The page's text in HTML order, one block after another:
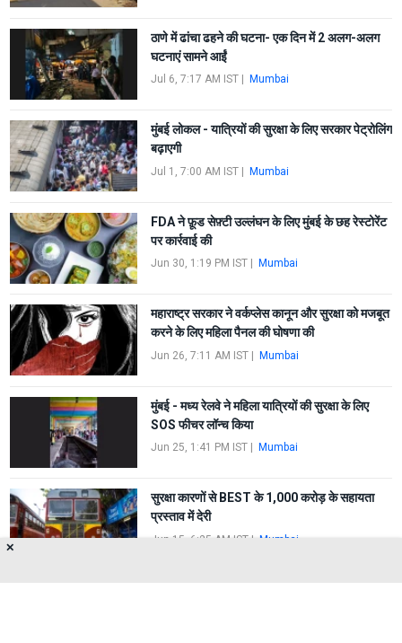
ठाणे में ढांचा ढहने की घटना- एक दिन में 2 अलग-अलग
घटनाएं सामने आईं
Jul 6, 7:17 AM IST| Mumbai
मुंबई लोकल - यात्रियों की सुरक्षा के लिए सरकार पेट्रोलिंग
बढ़ाएगी
Jul 1, 7:00 AM IST| Mumbai
FDA ने फ़ूड सेफ़्टी उल्लंघन के लिए मुंबई के छह रेस्टोरेंट
पर कार्रवाई की
Jun 30, 1:19 PM IST| Mumbai
महाराष्ट्र सरकार ने वर्कप्लेस कानून और सुरक्षा को मजबूत
करने के लिए महिला पैनल की घोषणा की
Jun 26, 7:11 AM IST| Mumbai
मुंबई - मध्य रेलवे ने महिला यात्रियों की सुरक्षा के लिए
SOS फीचर लॉन्च किया
Jun 25, 1:41 PM IST| Mumbai
सुरक्षा कारणों से BEST के 1,000 करोड़ के सहायता
प्रस्ताव में देरी
Jun 15, 6:25 AM IST| Mumbai
✕